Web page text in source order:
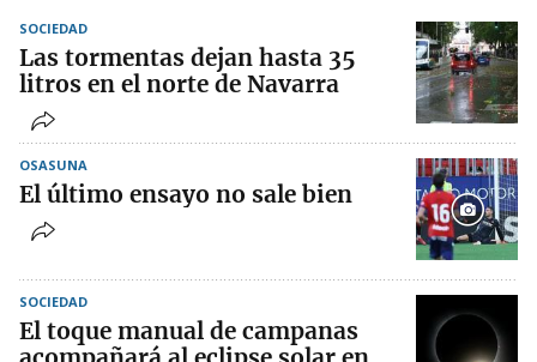
SOCIEDAD
Las tormentas dejan hasta 35
litros en el norte de Navarra
OSASUNA
El último ensayo no sale bien
SOCIEDAD
El toque manual de campanas